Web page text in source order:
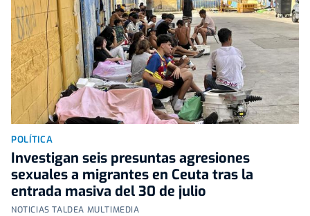
POLÍTICA
Investigan seis presuntas agresiones
sexuales a migrantes en Ceuta tras la
entrada masiva del 30 de julio
NOTICIAS TALDEA MULTIMEDIA